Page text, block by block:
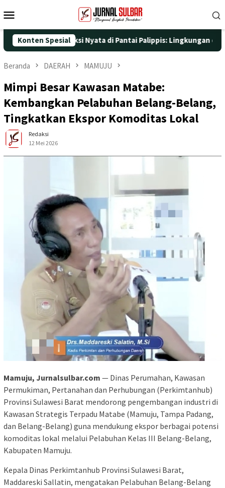
ke
Mobile
Konten Spesial
dengan Aksi Nyata di Pantai Palippis: Lingkungan dan
Beranda DAERAH MAMUJU
Mimpi Besar Kawasan Matabe:
Kembangkan Pelabuhan Belang-Belang,
Tingkatkan Ekspor Komoditas Lokal
Redaksi
12 Mei 2026
Mamuju, Jurnalsulbar.com — Dinas Perumahan, Kawasan
Permukiman, Pertanahan dan Perhubungan (Perkimtanhub)
Provinsi Sulawesi Barat mendorong pengembangan industri di
Kawasan Strategis Terpadu Matabe (Mamuju, Tampa Padang,
dan Belang-Belang) guna mendukung ekspor berbagai potensi
komoditas lokal melalui Pelabuhan Kelas III Belang-Belang,
Kabupaten Mamuju.
Kepala Dinas Perkimtanhub Provinsi Sulawesi Barat,
Maddareski Sallatin, mengatakan Pelabuhan Belang-Belang